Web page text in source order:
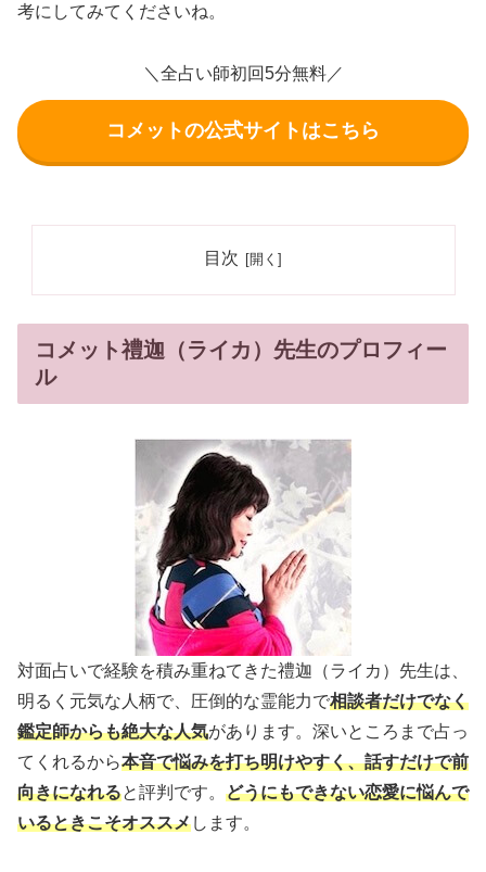
考にしてみてくださいね。
＼全占い師初回5分無料／
コメットの公式サイトはこちら
目次
コメット禮迦（ライカ）先生のプロフィー
ル
対面占いで経験を積み重ねてきた禮迦（ライカ）先生は、
明るく元気な人柄で、圧倒的な霊能力で相談者だけでなく
鑑定師からも絶大な人気があります。深いところまで占っ
てくれるから本音で悩みを打ち明けやすく、話すだけで前
向きになれると評判です。 どうにもできない恋愛に悩んで
いるときこそオススメします。